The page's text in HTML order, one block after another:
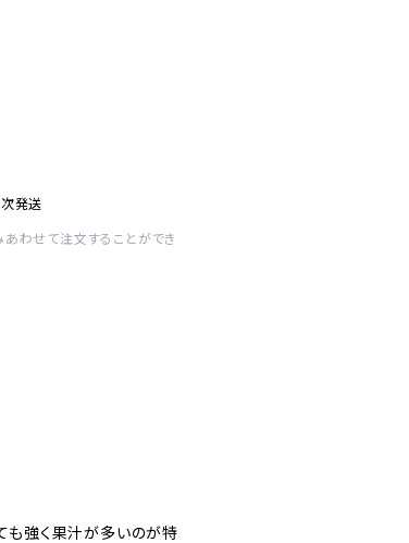
発送
わせて注文することができ
も強く果汁が多いのが特